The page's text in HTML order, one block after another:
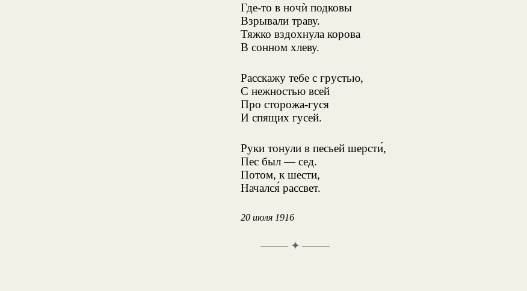
Где-то в ночѝ подковы
Взрывали траву.
Тяжко вздохнула корова
В сонном хлеву.
Расскажу тебе с грустью,
С нежностью всей
Про сторожа-гуся
И спящих гусей.
Руки тонули в песьей шерсти́,
Пес был — сед.
Потом, к шести,
Начался́ рассвет.
20 июля 1916
✦